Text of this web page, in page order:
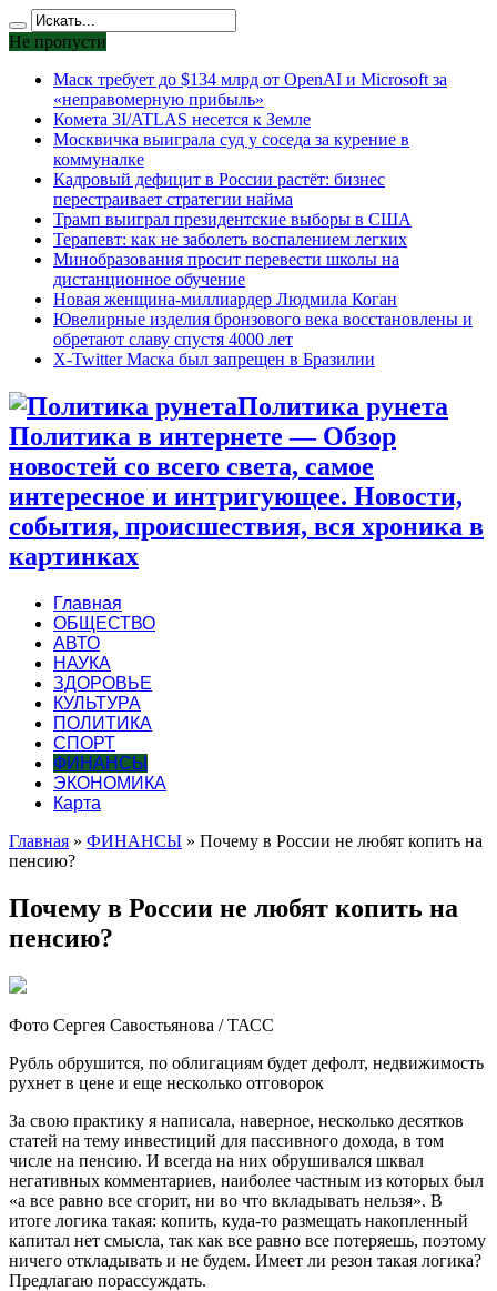
Не пропусти
Маск требует до $134 млрд от OpenAI и Microsoft за
«неправомерную прибыль»
Комета 3I/ATLAS несется к Земле
Москвичка выиграла суд у соседа за курение в
коммуналке
Кадровый дефицит в России растёт: бизнес
перестраивает стратегии найма
Трамп выиграл президентские выборы в США
Терапевт: как не заболеть воспалением легких
Минобразования просит перевести школы на
дистанционное обучение
Новая женщина-миллиардер Людмила Коган
Ювелирные изделия бронзового века восстановлены и
обретают славу спустя 4000 лет
X-Twitter Маска был запрещен в Бразилии
Политика рунета
Политика в интернете — Обзор
новостей со всего света, самое
интересное и интригующее. Новости,
события, происшествия, вся хроника в
картинках
Главная
ОБЩЕСТВО
АВТО
НАУКА
ЗДОРОВЬЕ
КУЛЬТУРА
ПОЛИТИКА
СПОРТ
ФИНАНСЫ
ЭКОНОМИКА
Карта
Главная » ФИНАНСЫ » Почему в России не любят копить на
пенсию?
Почему в России не любят копить на
пенсию?
Фото Сергея Савостьянова / ТАСС
Рубль обрушится, по облигациям будет дефолт, недвижимость
рухнет в цене и еще несколько отговорок
За свою практику я написала, наверное, несколько десятков
статей на тему инвестиций для пассивного дохода, в том
числе на пенсию. И всегда на них обрушивался шквал
негативных комментариев, наиболее частным из которых был
«а все равно все сгорит, ни во что вкладывать нельзя». В
итоге логика такая: копить, куда-то размещать накопленный
капитал нет смысла, так как все равно все потеряешь, поэтому
ничего откладывать и не будем. Имеет ли резон такая логика?
Предлагаю порассуждать.